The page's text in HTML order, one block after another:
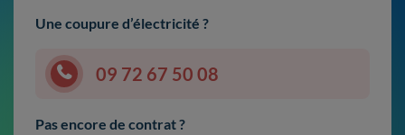
Une coupure d’électricité ?
09 72 67 50 08
Pas encore de contrat ?